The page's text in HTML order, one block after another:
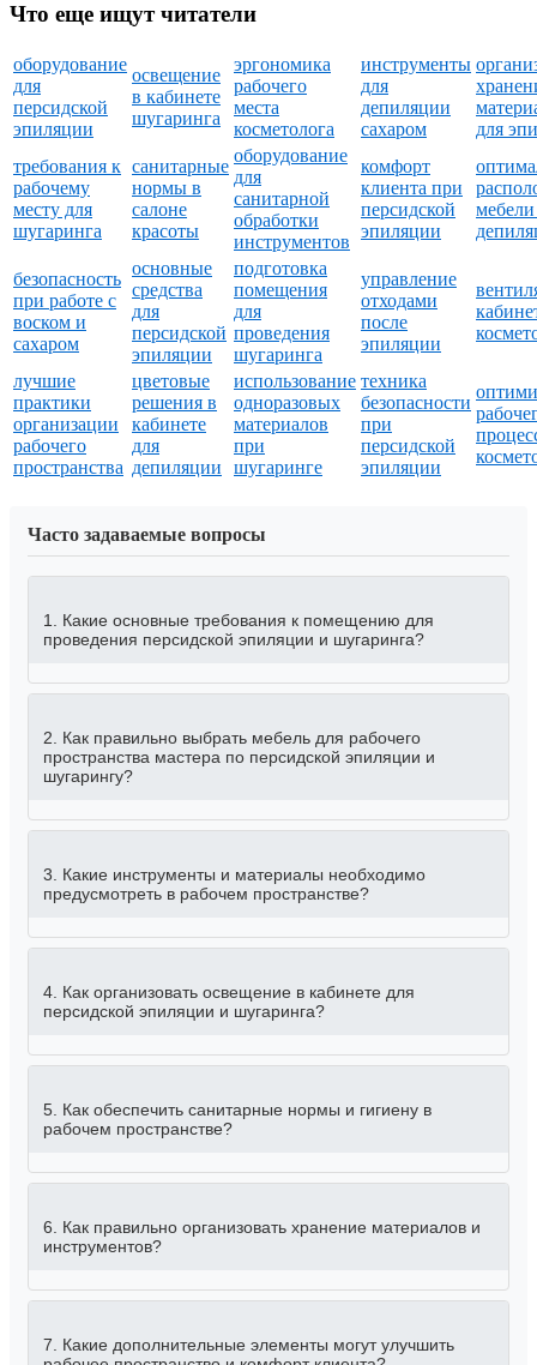
Что еще ищут читатели
оборудование
для
персидской
эпиляции
освещение
в кабинете
шугаринга
эргономика
рабочего
места
косметолога
инструменты
для
депиляции
сахаром
для
требования к
рабочему
месту для
шугаринга
санитарные
нормы в
салоне
красоты
оборудование
для
санитарной
обработки
инструментов
комфорт
клиента при
персидской
эпиляции
безопасность
при работе с
воском и
сахаром
основные
средства
для
персидской
эпиляции
подготовка
помещения
для
проведения
шугаринга
управление
отходами
после
эпиляции
лучшие
практики
организации
рабочего
пространства
цветовые
решения в
кабинете
для
депиляции
использование
одноразовых
материалов
при
шугаринге
техника
безопасности
при
персидской
эпиляции
Часто задаваемые вопросы
1. Какие основные требования к помещению для
проведения персидской эпиляции и шугаринга?
2. Как правильно выбрать мебель для рабочего
пространства мастера по персидской эпиляции и
шугарингу?
3. Какие инструменты и материалы необходимо
предусмотреть в рабочем пространстве?
4. Как организовать освещение в кабинете для
персидской эпиляции и шугаринга?
5. Как обеспечить санитарные нормы и гигиену в
рабочем пространстве?
6. Как правильно организовать хранение материалов и
инструментов?
7. Какие дополнительные элементы могут улучшить